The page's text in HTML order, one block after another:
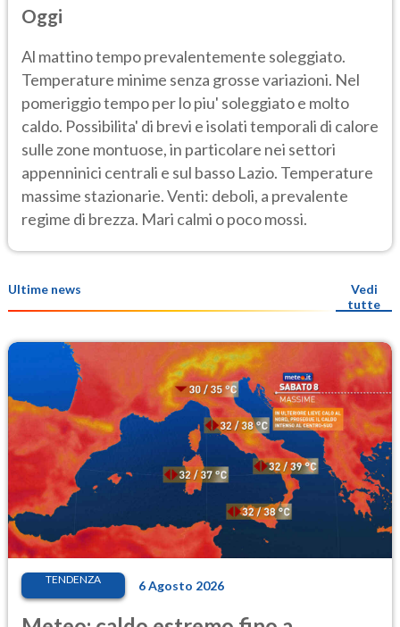
Oggi
Al mattino tempo prevalentemente soleggiato.
Temperature minime senza grosse variazioni. Nel
pomeriggio tempo per lo piu' soleggiato e molto
caldo. Possibilita' di brevi e isolati temporali di calore
sulle zone montuose, in particolare nei settori
appenninici centrali e sul basso Lazio. Temperature
massime stazionarie. Venti: deboli, a prevalente
regime di brezza. Mari calmi o poco mossi.
Ultime news
Vedi
tutte
TENDENZA 6 Agosto 2026